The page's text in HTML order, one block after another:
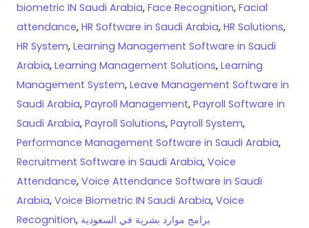
biometric IN Saudi Arabia, Face Recognition, Facial
attendance, HR Software in Saudi Arabia, HR Solutions,
HR System, Learning Management Software in Saudi
Arabia, Learning Management Solutions, Learning
Management System, Leave Management Software in
Saudi Arabia, Payroll Management, Payroll Software in
Saudi Arabia, Payroll Solutions, Payroll System,
Performance Management Software in Saudi Arabia,
Recruitment Software in Saudi Arabia, Voice
Attendance, Voice Attendance Software in Saudi
Arabia, Voice Biometric IN Saudi Arabia, Voice
Recognition, برامج موارد بشرية في السعودية